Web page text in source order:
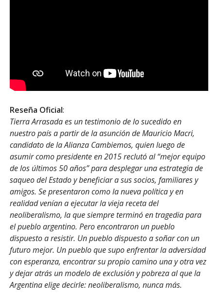
Reseña Oficial:
Tierra Arrasada es un testimonio de lo sucedido en
nuestro país a partir de la asunción de Mauricio Macri,
candidato de la Alianza Cambiemos, quien luego de
asumir como presidente en 2015 reclutó al “mejor equipo
de los últimos 50 años” para desplegar una estrategia de
saqueo del Estado y beneficiar a sus socios, familiares y
amigos. Se presentaron como la nueva política y en
realidad venían a ejecutar la vieja receta del
neoliberalismo, la que siempre terminó en tragedia para
el pueblo argentino. Pero encontraron un pueblo
dispuesto a resistir. Un pueblo dispuesto a soñar con un
futuro mejor. Un pueblo que supo enfrentar la adversidad
con esperanza, encontrar su propio camino una y otra vez
y dejar atrás un modelo de exclusión y pobreza al que la
Argentina elige decirle: neoliberalismo, nunca más.